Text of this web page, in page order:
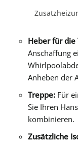
Heber für die
Anschaffung
Anheben der
Treppe: Für
Sie Ihren
kombinieren.
Zusätzliche